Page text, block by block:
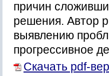
причин
решения. Автор
выявлению
прогрессивное
Скачать pdf-